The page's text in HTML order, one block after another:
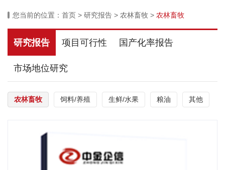
您当前的位置： 首页 > 研究报告 > 农林畜牧 > 农林畜牧
研究报告 项目可行性 国产化率报告
市场地位研究
农林畜牧 饲料/养殖 生鲜/水果 粮油 其他